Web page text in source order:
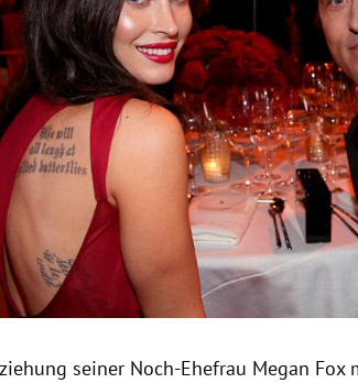
seiner Noch-Ehefrau Megan Fox